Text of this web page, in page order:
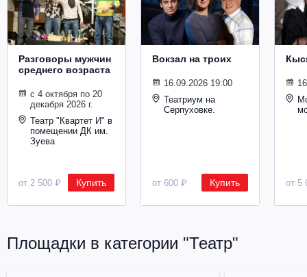
Разговоры мужчин
среднего возраста
с 4 октября по 20
декабря 2026 г.
Театр "Квартет И" в
помещении ДК им.
Зуева
от 2 500 ₽ Купить
Вокзал на троих
16.09.2026 19:00
Театриум на
Серпуховке.
от 600 ₽ Купить от 5
Площадки в категории "Театр"